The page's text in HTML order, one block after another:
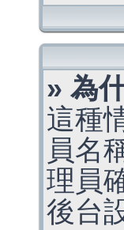
» 為
這種
員名
理員
後台